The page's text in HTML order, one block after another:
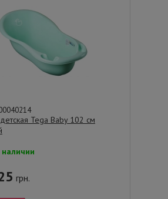
Tega Baby 102 см
грн.